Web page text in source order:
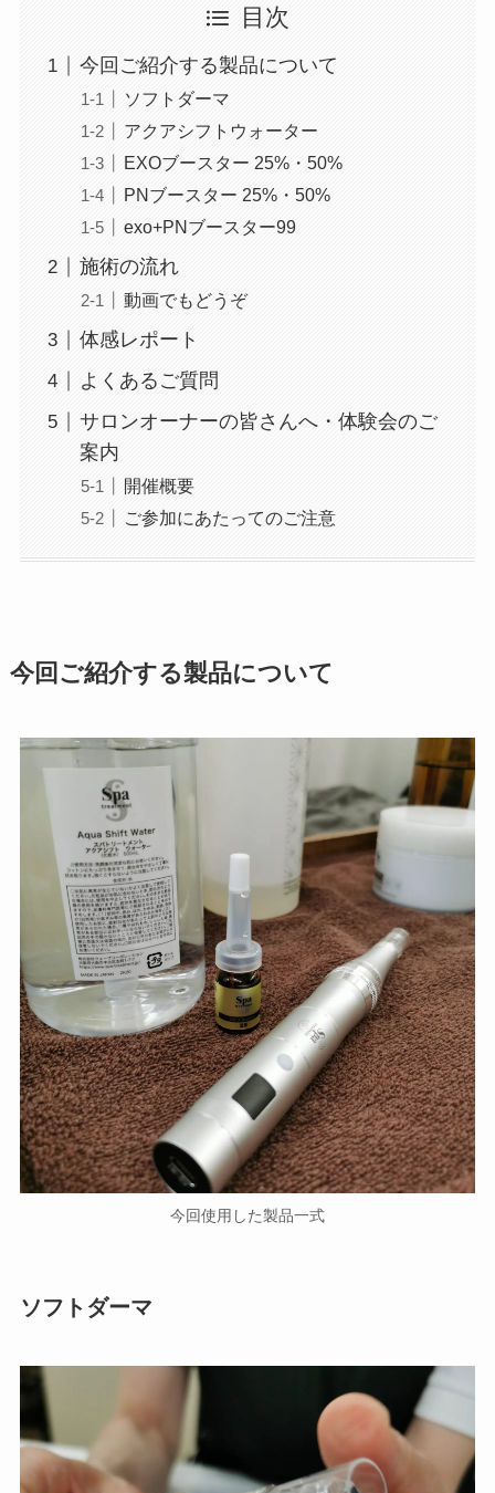
目次
今回ご紹介する製品について
ソフトダーマ
アクアシフトウォーター
EXOブースター 25%・50%
PNブースター 25%・50%
exo+PNブースター99
施術の流れ
動画でもどうぞ
体感レポート
よくあるご質問
サロンオーナーの皆さんへ・体験会のご
案内
開催概要
ご参加にあたってのご注意
今回ご紹介する製品について
今回使用した製品一式
ソフトダーマ